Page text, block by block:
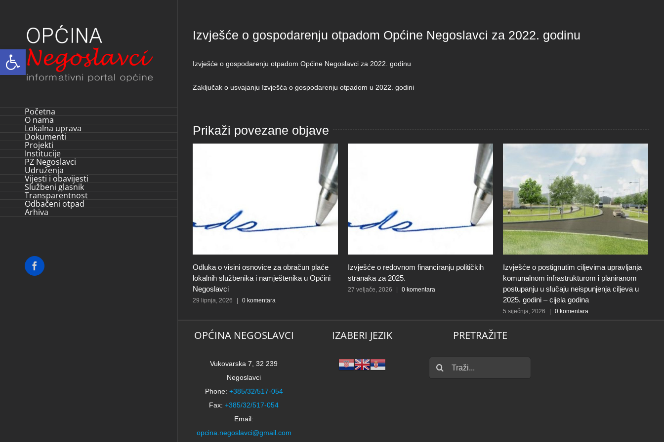
Open toolbar
Početna
O nama
Lokalna uprava
Dokumenti
Projekti
Institucije
PZ Negoslavci
Udruženja
Vijesti i obavijesti
Službeni glasnik
Transparentnost
Odbačeni otpad
Arhiva
Facebook
Izvješće o gospodarenju otpadom Općine Negoslavci za 2022. godinu
Izvješće o gospodarenju otpadom Općine Negoslavci za 2022. godinu
Zaključak o usvajanju Izvješća o gospodarenju otpadom u 2022. godini
Prikaži povezane objave
Odluka o visini osnovice za obračun plaće
lokalnih službenika i namještenika u Općini
Negoslavci
29 lipnja, 2026 0 komentara
Izvješće o redovnom financiranju političkih
stranaka za 2025.
27 veljače, 2026 0 komentara
Izvješće o postignutim ciljevima upravljanja
komunalnom infrastrukturom i planiranom
postupanju u slučaju neispunjenja ciljeva u
2025. godini – cijela godina
5 siječnja, 2026 0 komentara
OPĆINA NEGOSLAVCI
Vukovarska 7, 32 239
Negoslavci
Phone: +385/32/517-054
Fax: +385/32/517-054
Email:
opcina.negoslavci@gmail.com
IZABERI JEZIK PRETRAŽITE
Traži...